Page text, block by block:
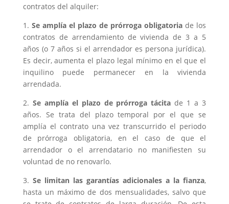
contratos del alquiler:
1. Se amplía el plazo de prórroga obligatoria de los
contratos de arrendamiento de vivienda de 3 a 5
años (o 7 años si el arrendador es persona jurídica).
Es decir, aumenta el plazo legal mínimo en el que el
inquilino puede permanecer en la vivienda
arrendada.
2. Se amplía el plazo de prórroga tácita de 1 a 3
años. Se trata del plazo temporal por el que se
amplía el contrato una vez transcurrido el periodo
de prórroga obligatoria, en el caso de que el
arrendador o el arrendatario no manifiesten su
voluntad de no renovarlo.
3. Se limitan las garantías adicionales a la fianza,
hasta un máximo de dos mensualidades, salvo que